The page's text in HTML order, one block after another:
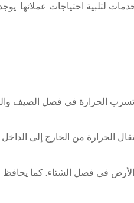
احتياجات عملائها. يوجد
الحرارة في فصل الصيف
الحرارة من الخارج إلى
في فصل الشتاء. كما